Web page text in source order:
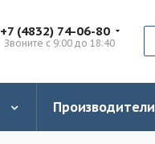
+7 (4832) 74-06-80
Звоните с 9:00 до 18:40
Производители